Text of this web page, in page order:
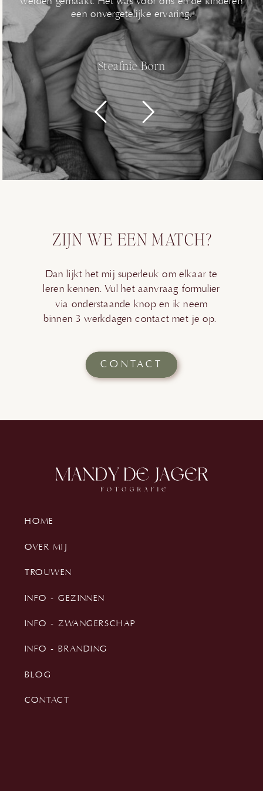
een onvergetelijke ervaring.
Steafnie Born
ZIJN WE EEN MATCH?
CONTACT
Dan lijkt het mij superleuk om elkaar te
leren kennen. Vul het aanvraag formulier
via onderstaande knop en ik neem
binnen 3 werkdagen contact met je op.
CONTACT
INFO - ZWANGERSCHAP
OVER MIJ
HOME
TROUWEN
BLOG
INFO - GEZINNEN
INFO - BRANDING